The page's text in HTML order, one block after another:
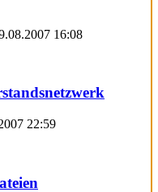
16:08
22:59